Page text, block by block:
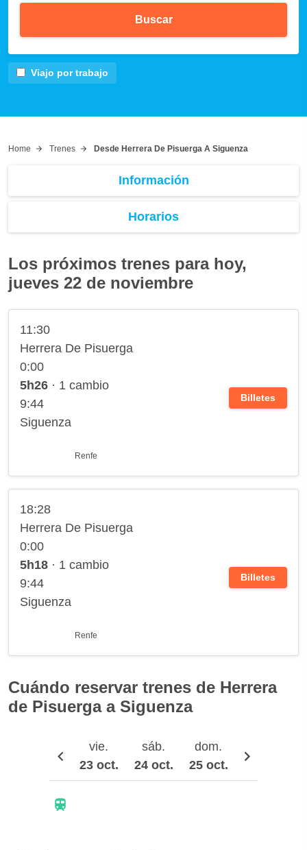
Buscar
Viajo por trabajo
Home Trenes Desde Herrera De Pisuerga A Siguenza
Información
Horarios
Los próximos trenes para hoy,
jueves 22 de noviembre
11:30
Herrera De Pisuerga
0:00
5h26 · 1 cambio
9:44
Siguenza
Renfe
Billetes
18:28
Herrera De Pisuerga
0:00
5h18 · 1 cambio
9:44
Siguenza
Renfe
Billetes
Cuándo reservar trenes de Herrera
de Pisuerga a Siguenza
vie.
23 oct.
sáb.
24 oct.
dom.
25 oct.
26 oct.